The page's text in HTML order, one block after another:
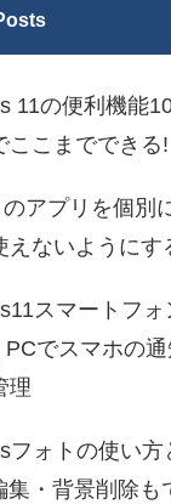
11の便利機能
ここまでできる!
アプリを個別
えないようにす
スマートフ
でスマホの
理
フォトの使い方
・背景削除も